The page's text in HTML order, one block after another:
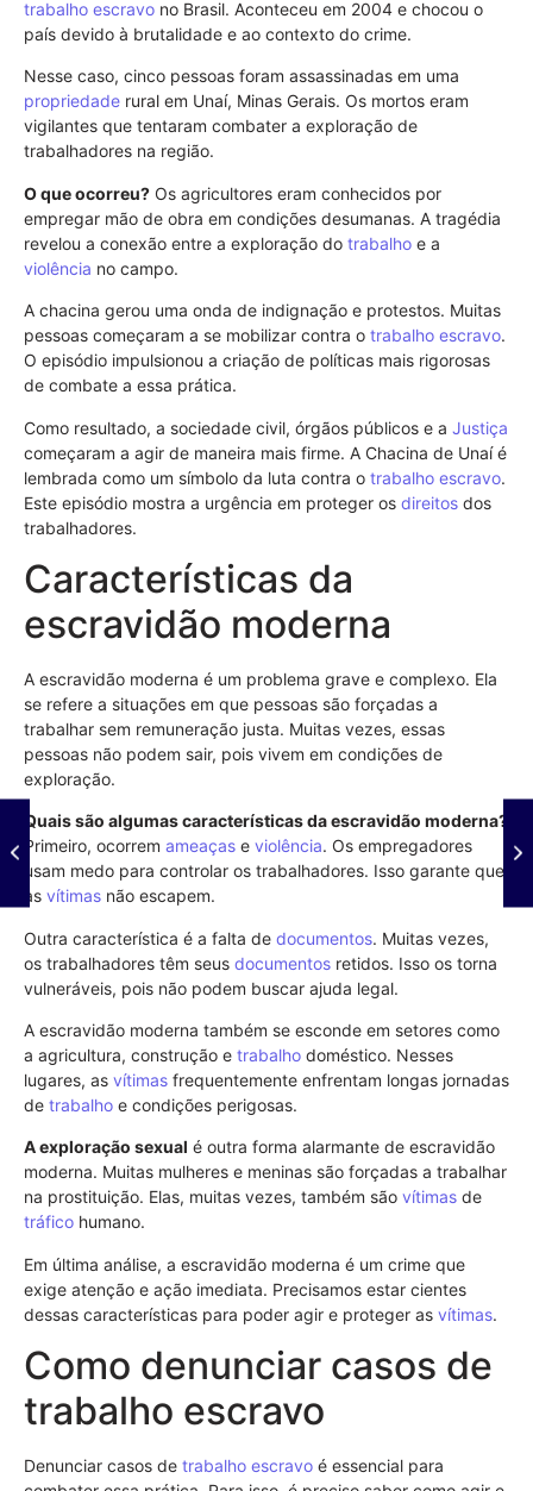
trabalho escravo no Brasil. Aconteceu em 2004 e chocou o
país devido à brutalidade e ao contexto do crime.
Nesse caso, cinco pessoas foram assassinadas em uma
propriedade rural em Unaí, Minas Gerais. Os mortos eram
vigilantes que tentaram combater a exploração de
trabalhadores na região.
O que ocorreu? Os agricultores eram conhecidos por
empregar mão de obra em condições desumanas. A tragédia
revelou a conexão entre a exploração do trabalho e a
violência no campo.
A chacina gerou uma onda de indignação e protestos. Muitas
pessoas começaram a se mobilizar contra o trabalho escravo.
O episódio impulsionou a criação de políticas mais rigorosas
de combate a essa prática.
Como resultado, a sociedade civil, órgãos públicos e a Justiça
começaram a agir de maneira mais firme. A Chacina de Unaí é
lembrada como um símbolo da luta contra o trabalho escravo.
Este episódio mostra a urgência em proteger os direitos dos
trabalhadores.
Características da
escravidão moderna
A escravidão moderna é um problema grave e complexo. Ela
se refere a situações em que pessoas são forçadas a
trabalhar sem remuneração justa. Muitas vezes, essas
pessoas não podem sair, pois vivem em condições de
exploração.
Quais são algumas características da escravidão moderna?
Primeiro, ocorrem ameaças e violência. Os empregadores
usam medo para controlar os trabalhadores. Isso garante que
as vítimas não escapem.
Outra característica é a falta de documentos. Muitas vezes,
os trabalhadores têm seus documentos retidos. Isso os torna
vulneráveis, pois não podem buscar ajuda legal.
A escravidão moderna também se esconde em setores como
a agricultura, construção e trabalho doméstico. Nesses
lugares, as vítimas frequentemente enfrentam longas jornadas
de trabalho e condições perigosas.
A exploração sexual é outra forma alarmante de escravidão
moderna. Muitas mulheres e meninas são forçadas a trabalhar
na prostituição. Elas, muitas vezes, também são vítimas de
tráfico humano.
Em última análise, a escravidão moderna é um crime que
exige atenção e ação imediata. Precisamos estar cientes
dessas características para poder agir e proteger as vítimas.
Como denunciar casos de
trabalho escravo
Denunciar casos de trabalho escravo é essencial para